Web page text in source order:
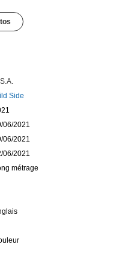
Side
06/2021
06/2021
06/2021
métrage